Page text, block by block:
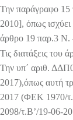
Την παράγραφο
2010], όπως
άρθρο 19 παρ.3 Ν.
Τις διατάξεις
Την υπ΄ αριθ.
2017),όπως αυτή
2017 (ΦΕΚ 1970/
2098/τ.Β’/19-06-